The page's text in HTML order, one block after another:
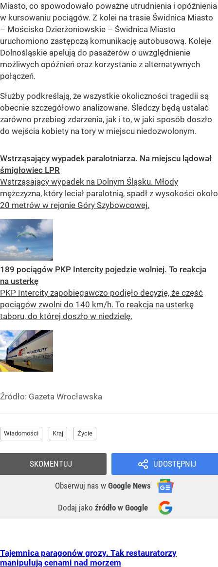
Miasto, co spowodowało poważne utrudnienia i opóźnienia
w kursowaniu pociągów. Z kolei na trasie Świdnica Miasto
– Mościsko Dzierżoniowskie – Świdnica Miasto
uruchomiono zastępczą komunikację autobusową. Koleje
Dolnośląskie apelują do pasażerów o uwzględnienie
możliwych opóźnień oraz korzystanie z alternatywnych
połączeń.
Służby podkreślają, że wszystkie okoliczności tragedii są
obecnie szczegółowo analizowane. Śledczy będą ustalać
zarówno przebieg zdarzenia, jak i to, w jaki sposób doszło
do wejścia kobiety na tory w miejscu niedozwolonym.
Wstrząsający wypadek paralotniarza. Na miejscu lądował
śmigłowiec LPR
Wstrząsający wypadek na Dolnym Śląsku. Młody
mężczyzna, który leciał paralotnią, spadł z wysokości około
20 metrów w rejonie Góry Szybowcowej.
189 pociągów PKP Intercity pojedzie wolniej. To reakcja
na usterkę
PKP Intercity zapobiegawczo podjęło decyzję, że część
pociągów zwolni do 140 km/h. To reakcja na usterkę
taboru, do której doszło w niedzielę.
Źródło: Gazeta Wrocławska
Wiadomości Kraj Życie
UDOSTĘPNIJ
Obserwuj nas w Google News
Dodaj jako źródło w Google
SKOMENTUJ
Tajemnica paragonów grozy. Tak restauratorzy
manipulują cenami nad morzem